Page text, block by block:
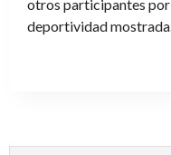
otros participantes
deportividad